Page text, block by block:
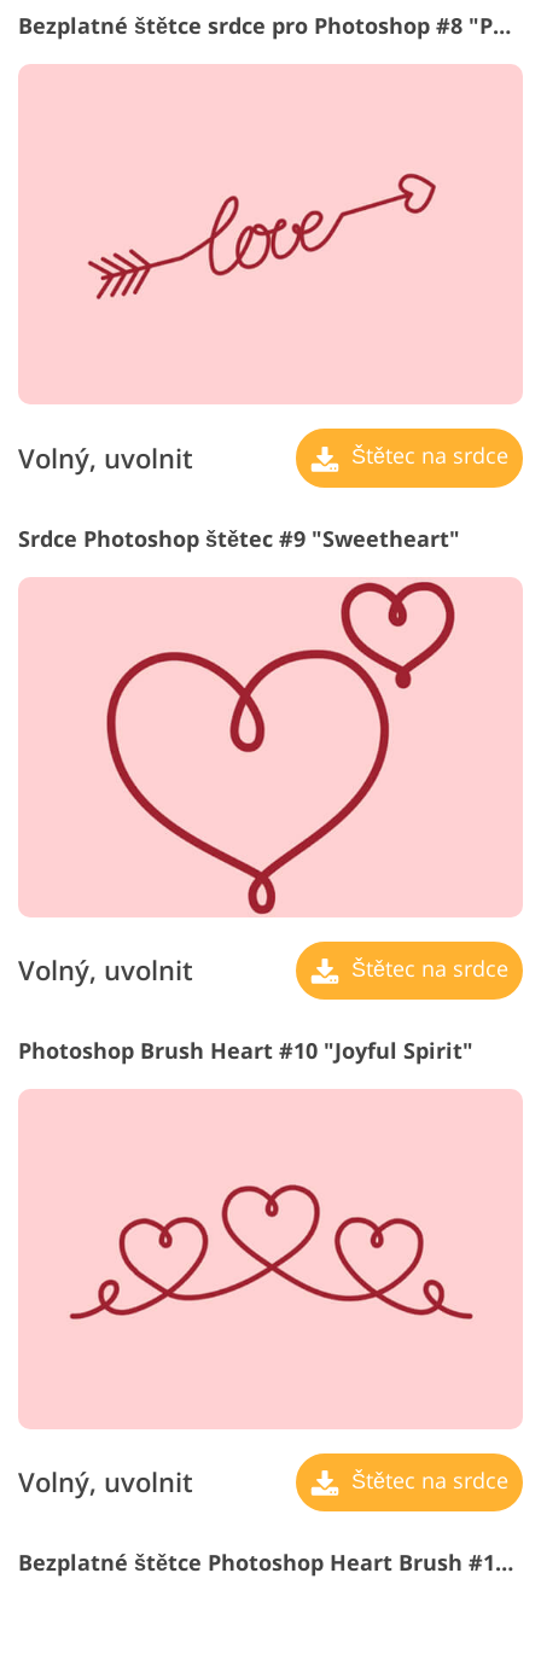
Bezplatné štětce srdce pro Photoshop #8 "Passion"
Volný, uvolnit Štětec na srdce
Srdce Photoshop štětec #9 "Sweetheart"
Volný, uvolnit Štětec na srdce
Photoshop Brush Heart #10 "Joyful Spirit"
Volný, uvolnit Štětec na srdce
Bezplatné štětce Photoshop Heart Brush #11 "Abstraction"